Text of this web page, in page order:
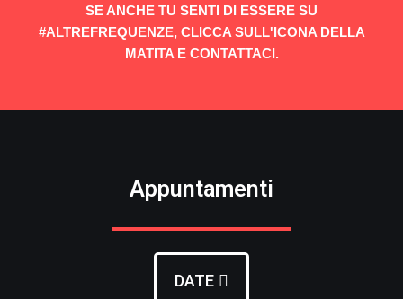
SE ANCHE TU SENTI DI ESSERE SU
#ALTREFREQUENZE, CLICCA SULL'ICONA DELLA
MATITA E CONTATTACI.
Appuntamenti
DATE